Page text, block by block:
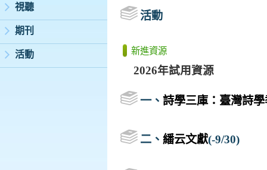
視聽
期刊
活動
活動
新進資源
2026年試用資源
一、 詩學三庫：臺灣詩
二、 繙云文獻(-9/30)